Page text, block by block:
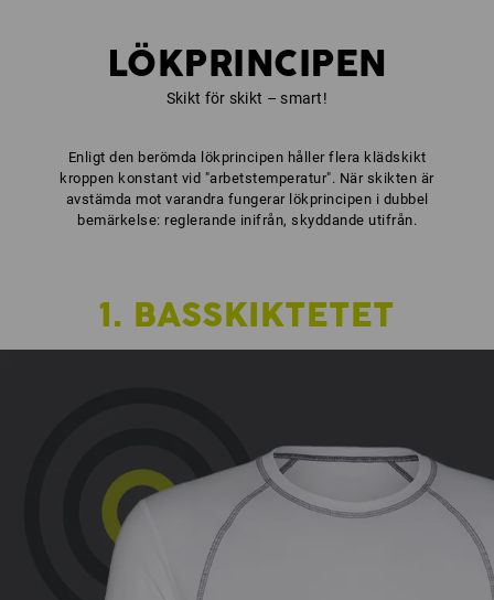
LÖKPRINCIPEN
Skikt för skikt – smart!
Enligt den berömda lökprincipen håller flera klädskikt
kroppen konstant vid "arbetstemperatur". När skikten är
avstämda mot varandra fungerar lökprincipen i dubbel
bemärkelse: reglerande inifrån, skyddande utifrån.
1. BASSKIKTETET